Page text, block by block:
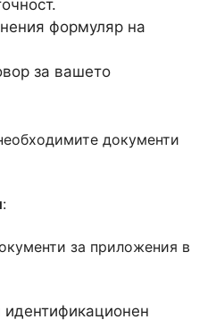
формуляр на
за вашето
документи
:
за приложения в